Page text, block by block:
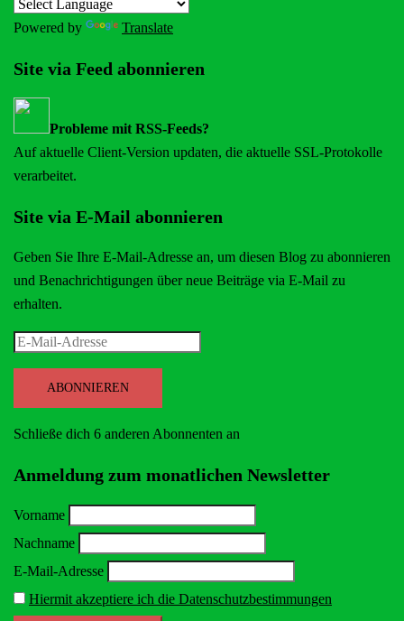
Powered by Translate
Site via Feed abonnieren
Probleme mit RSS-Feeds?
Auf aktuelle Client-Version updaten, die aktuelle SSL-Protokolle
verarbeitet.
Site via E-Mail abonnieren
Geben Sie Ihre E-Mail-Adresse an, um diesen Blog zu abonnieren
und Benachrichtigungen über neue Beiträge via E-Mail zu
erhalten.
E-
AdresseABONNIEREN
Schließe dich 6 anderen Abonnenten an
Anmeldung zum monatlichen Newsletter
Vorname
Nachname
E-Mail-Adresse
Hiermit akzeptiere ich die Datenschutzbestimmungen